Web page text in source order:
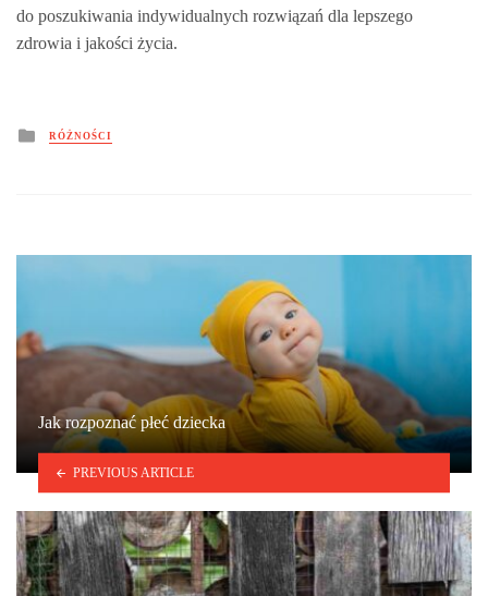
do poszukiwania indywidualnych rozwiązań dla lepszego
zdrowia i jakości życia.
Posted
in
RÓŻNOŚCI
Jak rozpoznać płeć dziecka
PREVIOUS ARTICLE